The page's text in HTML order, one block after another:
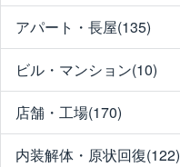
アパート・長屋(135)
ビル・マンション(10)
店舗・工場(170)
内装解体・原状回復(122)